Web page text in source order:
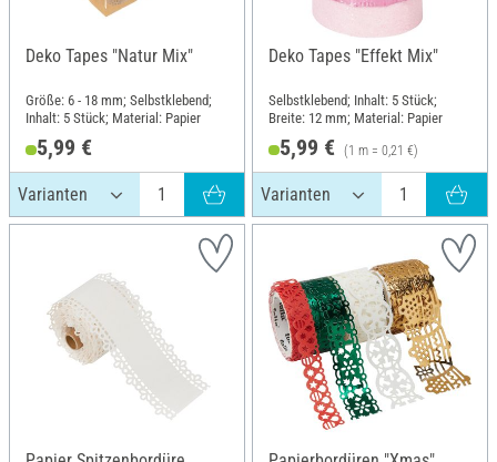
Deko Tapes "Natur Mix"
Größe: 6 - 18 mm; Selbstklebend;
Inhalt: 5 Stück; Material: Papier
5,99 €
Deko Tapes "Effekt Mix"
Selbstklebend; Inhalt: 5 Stück;
Breite: 12 mm; Material: Papier
5,99 € (1 m = 0,21 €)